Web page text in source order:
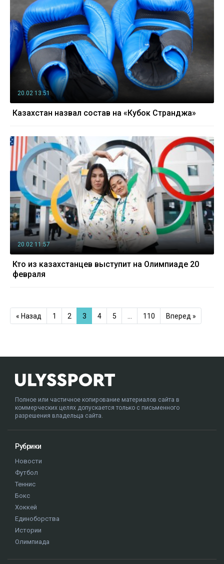
20.02 13:51
Казахстан назвал состав на «Кубок Странджа»
20.02 11:57
Кто из казахстанцев выступит на Олимпиаде 20
февраля
« Назад 1 2 3 4 5 110 Вперед »
Полное или частичное копирование материалов сайта в
коммерческих целях допускается только с письменного
разрешения владельца сайта.
Рубрики
Новости
Футбол
Теннис
Бокс
Хоккей
Единоборства
Истории
Олимпиада